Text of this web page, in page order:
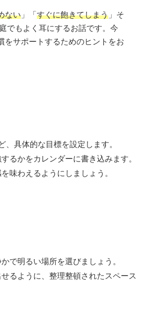
ない 」「 すぐに飽きてしまう 」そ
でもよく耳にするお話です。今
をサポートするためのヒントをお
、具体的な目標を設定します。
るかをカレンダーに書き込みます。
味わえるようにしましょう。
で明るい場所を選びましょう。
るように、整理整頓されたスペース